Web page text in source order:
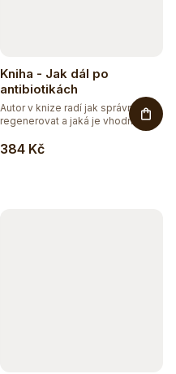
Kniha - Jak dál po
antibiotikách
384 Kč
Autor v knize radí jak správně
regenerovat a jaká je vhodná...